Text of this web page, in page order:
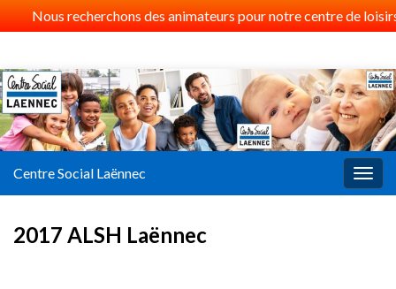
Nous recherchons des animateurs pour notre centre de
Centre Social Laënnec
2017 ALSH Laënnec